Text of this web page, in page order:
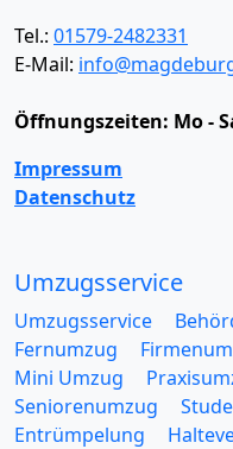
Tel.: 01579-2482331
E-Mail:
Öffnungszeiten: Mo -
Impressum
Datenschutz
Umzugsservice
Umzugsservice
Fernumzug
Mini Umzug
Seniorenumzug
Entrümpelung